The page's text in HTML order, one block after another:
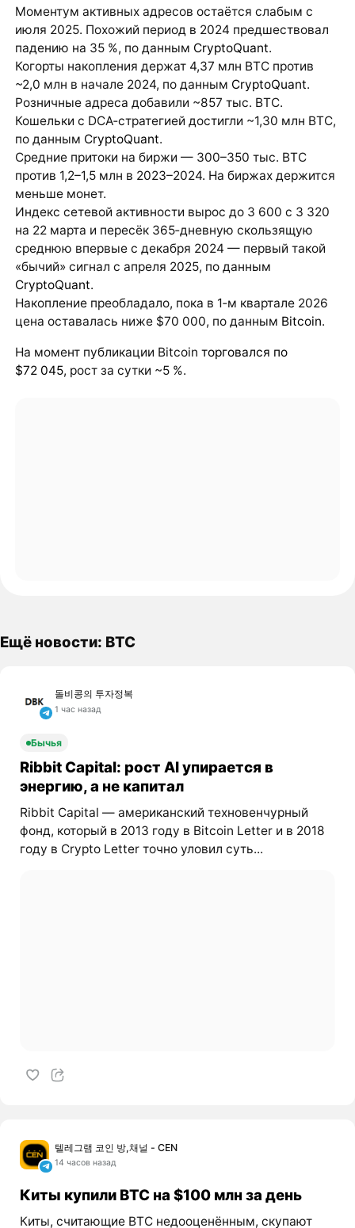
Моментум активных адресов остаётся слабым с
июля 2025. Похожий период в 2024 предшествовал
падению на 35 %, по данным CryptoQuant.
Когорты накопления держат 4,37 млн BTC против
~2,0 млн в начале 2024, по данным CryptoQuant.
Розничные адреса добавили ~857 тыс. BTC.
Кошельки с DCA‑стратегией достигли ~1,30 млн BTC,
по данным CryptoQuant.
Средние притоки на биржи — 300–350 тыс. BTC
против 1,2–1,5 млн в 2023–2024. На биржах держится
меньше монет.
Индекс сетевой активности вырос до 3 600 с 3 320
на 22 марта и пересёк 365‑дневную скользящую
среднюю впервые с декабря 2024 — первый такой
«бычий» сигнал с апреля 2025, по данным
CryptoQuant.
Накопление преобладало, пока в 1‑м квартале 2026
цена оставалась ниже $70 000, по данным Bitcoin.
На момент публикации Bitcoin торговался по
$72 045, рост за сутки ~5 %.
Ещё новости: BTC
돌비콩의 투자정복
1 час назад
Бычья
Ribbit Capital: рост AI упирается в
энергию, а не капитал
Ribbit Capital — американский техновенчурный
фонд, который в 2013 году в Bitcoin Letter и в 2018
году в Crypto Letter точно уловил суть...
텔레그램 코인 방,채널 - CEN
14 часов назад
Киты купили BTC на $100 млн за день
Киты, считающие BTC недооценённым, скупают